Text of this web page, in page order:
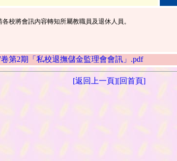
校將會訊內容轉知所屬教職員及退休人員。
卷第2期「私校退撫儲金監理會會訊」.pdf
[返回上一頁][回首頁]